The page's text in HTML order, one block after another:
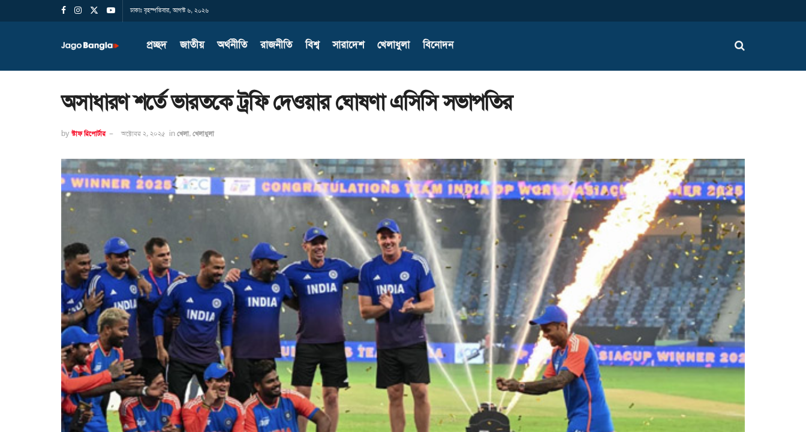
ঢাকাঃ বৃহস্পতিবার, আগস্ট ৬, ২০২৬
প্রচ্ছদ জাতীয় অর্থনীতি রাজনীতি বিশ্ব সারাদেশ খেলাধুলা বিনোদন
অসাধারণ শর্তে ভারতকে ট্রফি দেওয়ার ঘোষণা এসিসি সভাপতির
by স্টাফ রিপোর্টার অক্টোবর ২, ২০২৫ in খেলা, খেলাধুলা